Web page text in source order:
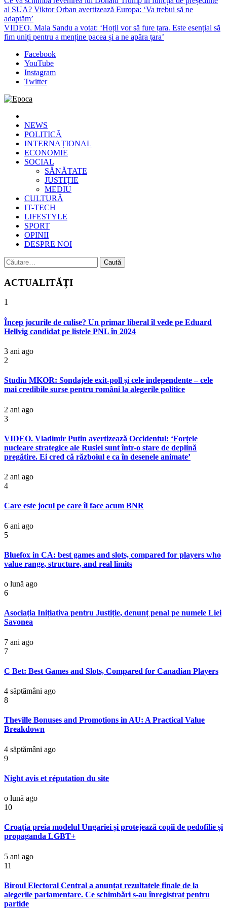
al SUA? Viktor Orban avertizează Europa: ‘Va trebui să ne
adaptăm’
VIDEO. Maia Sandu a votat: ‘Hoții vor să fure țara. Este esențial să
fim uniți pentru a menține pacea și a ne apăra țara’
Facebook
YouTube
Instagram
Twitter
Epoca
Cele mai noi știri online din România
NEWS
POLITICĂ
INTERNAȚIONAL
ECONOMIE
SOCIAL
SĂNĂTATE
JUSTIȚIE
MEDIU
CULTURĂ
IT-TECH
LIFESTYLE
SPORT
OPINII
DESPRE NOI
Caută
după:
ACTUALITĂȚI
1
Încep jocurile de culise? Un primar liberal îl vede pe Eduard
Hellvig candidat pe listele PNL în 2024
3 ani ago
2
Studiu MKOR: Sondajele exit-poll și cele independente – cele
mai credibile surse pentru români la alegerile politice
2 ani ago
3
VIDEO. Vladimir Putin avertizează Occidentul: ‘Forțele
nucleare strategice ale Rusiei sunt într-o stare de deplină
pregătire. Ei cred că războiul e ca în desenele animate’
2 ani ago
4
Care este jocul pe care îl face acum BNR
6 ani ago
5
Bluefox in CA: best games and slots, compared for players who
value range, structure, and real limits
o lună ago
6
Asociația Inițiativa pentru Justiție, denunț penal pe numele Liei
Savonea
7 ani ago
7
C Bet: Best Games and Slots, Compared for Canadian Players
4 săptămâni ago
8
Theville Bonuses and Promotions in AU: A Practical Value
Breakdown
4 săptămâni ago
9
Night avis et réputation du site
o lună ago
10
Croația preia modelul Ungariei și protejează copii de pedofilie și
propaganda LGBT+
5 ani ago
11
Biroul Electoral Central a anunțat rezultatele finale de la
alegerile parlamentare. Ce schimbări s-au înregistrat pentru
partide